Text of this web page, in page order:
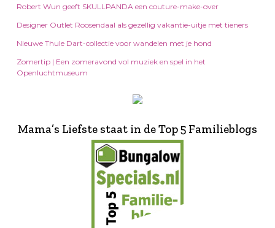
Robert Wun geeft SKULLPANDA een couture-make-over
Designer Outlet Roosendaal als gezellig vakantie-uitje met tieners
Nieuwe Thule Dart-collectie voor wandelen met je hond
Zomertip | Een zomeravond vol muziek en spel in het
Openluchtmuseum
Mama’s Liefste staat in de Top 5 Familieblogs